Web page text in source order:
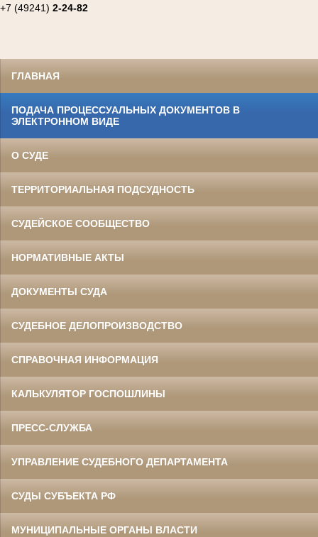
+7 (49241) 2-24-82
ГЛАВНАЯ
ПОДАЧА ПРОЦЕССУАЛЬНЫХ ДОКУМЕНТОВ В
ЭЛЕКТРОННОМ ВИДЕ
О СУДЕ
ТЕРРИТОРИАЛЬНАЯ ПОДСУДНОСТЬ
СУДЕЙСКОЕ СООБЩЕСТВО
НОРМАТИВНЫЕ АКТЫ
ДОКУМЕНТЫ СУДА
СУДЕБНОЕ ДЕЛОПРОИЗВОДСТВО
СПРАВОЧНАЯ ИНФОРМАЦИЯ
КАЛЬКУЛЯТОР ГОСПОШЛИНЫ
ПРЕСС-СЛУЖБА
УПРАВЛЕНИЕ СУДЕБНОГО ДЕПАРТАМЕНТА
СУДЫ СУБЪЕКТА РФ
МУНИЦИПАЛЬНЫЕ ОРГАНЫ ВЛАСТИ